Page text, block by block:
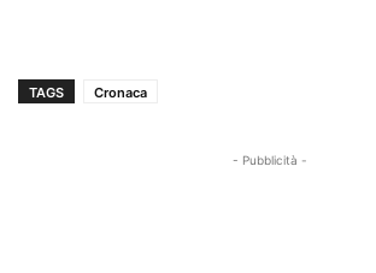
TAGS Cronaca
- Pubblicità -